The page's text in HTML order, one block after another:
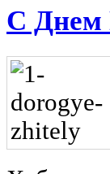
С Днем